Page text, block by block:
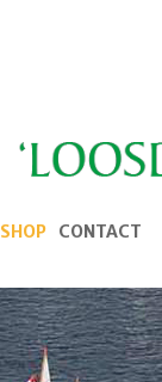
SHOP CONTACT